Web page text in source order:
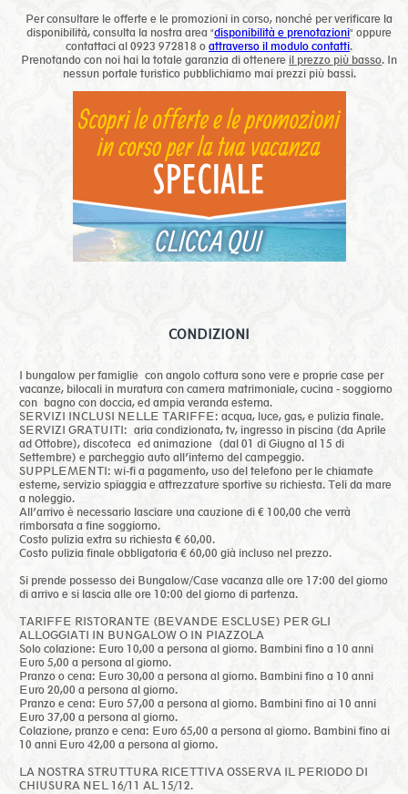
Per consultare le offerte e le promozioni in corso, nonché per verificare la
disponibilità, consulta la nostra area "disponibilità e prenotazioni" oppure
contattaci al 0923 972818 oattraverso il modulo contatti.
Prenotando con noi hai la totale garanzia di ottenereil prezzo più basso. In
nessun portale turistico pubblichiamo mai prezzi più bassi.
CONDIZIONI
I bungalow per famiglie con angolo cottura sono vere e proprie case per
vacanze, bilocali in muratura con camera matrimoniale, cucina - soggiorno
con bagno con doccia, ed ampia veranda esterna.
SERVIZI INCLUSI NELLE TARIFFE: acqua, luce, gas, e pulizia finale.
SERVIZI GRATUITI: aria condizionata, tv, ingresso in piscina (da Aprile
ad Ottobre),discoteca ed animazione (dal 01 di Giugno al 15 di
Settembre) e parcheggio auto all’interno del campeggio.
SUPPLEMENTI: wi-fi a pagamento, uso del telefono per le chiamate
esterne, servizio spiaggia e attrezzature sportive su richiesta. Teli da mare
a noleggio.
All’arrivo è necessario lasciare una cauzione di € 100,00 che verrà
rimborsata a fine soggiorno.
Costo pulizia extra su richiesta € 60,00.
Costo pulizia finale obbligatoria € 60,00 già incluso nel prezzo.
Si prende possesso dei Bungalow/Case vacanza alle ore 17:00 del giorno
di arrivo e si lascia alle ore 10:00 del giorno di partenza.
TARIFFE RISTORANTE (BEVANDE ESCLUSE) PER GLI
ALLOGGIATI IN BUNGALOW O IN PIAZZOLA
Solo colazione: Euro 10,00 a persona al giorno. Bambini fino a 10 anni
Euro 5,00 a persona al giorno.
Pranzo o cena: Euro 30,00 a persona al giorno. Bambini fino a 10 anni
Euro 20,00 a persona al giorno.
Pranzo e cena: Euro 57,00 a persona al giorno. Bambini fino ai 10 anni
Euro 37,00 a persona al giorno.
Colazione, pranzo e cena: Euro 65,00 a persona al giorno. Bambini fino ai
10 anni Euro 42,00 a persona al giorno.
LA NOSTRA STRUTTURA RICETTIVA OSSERVA IL PERIODO DI
CHIUSURA NEL 16/11 AL 15/12.